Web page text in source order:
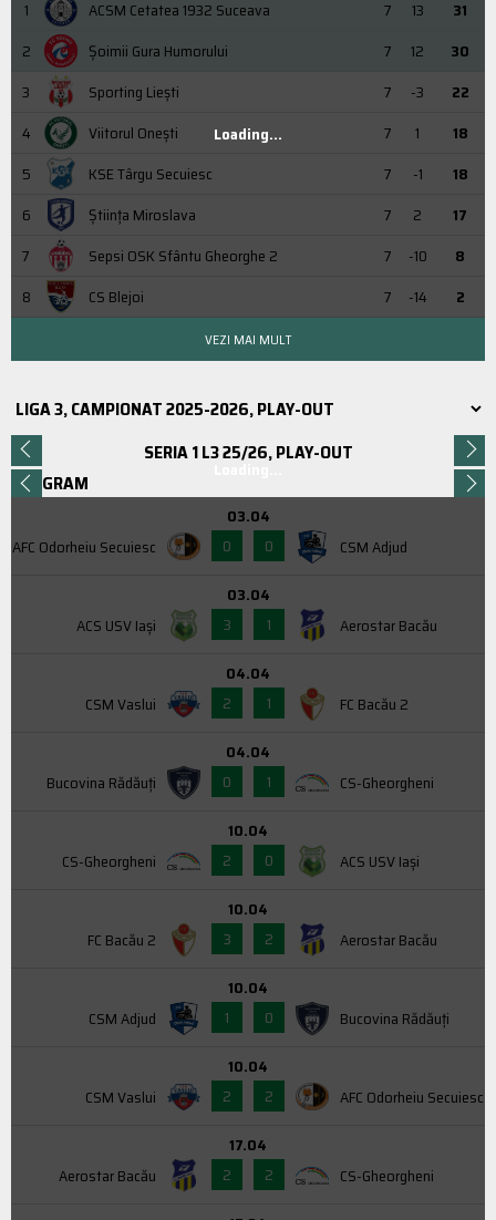
1 ACSM Cetatea 1932 Suceava 7 13
31
2
Şoimii Gura Humorului 7 12
30
3
Sporting Liești 7 -3
22
4
Viitorul Onești 7 1
18
5
KSE Târgu Secuiesc 7 -1
18
6
Știința Miroslava 7 2
17
7
Sepsi OSK Sfântu Gheorghe 2 7 -10
8
8
CS Blejoi 7 -14 2
Loading...
VEZI MAI MULT
SERIA 1 L3 25/26, PLAY-OUT
PROGRAM
AFC Odorheiu Secuiesc
03.04
0
0 CSM Adjud
ACS USV Iaşi
03.04
3
1 Aerostar Bacău
CSM Vaslui
04.04
2
1 FC Bacău 2
Bucovina Rădăuți
04.04
0
1 CS-Gheorgheni
CS-Gheorgheni
10.04
2
0 ACS USV Iaşi
FC Bacău 2
10.04
3
2 Aerostar Bacău
CSM Adjud
10.04
1
0 Bucovina Rădăuți
CSM Vaslui
10.04
2
2 AFC Odorheiu Secuiesc
Aerostar Bacău
17.04
2
2 CS-Gheorgheni